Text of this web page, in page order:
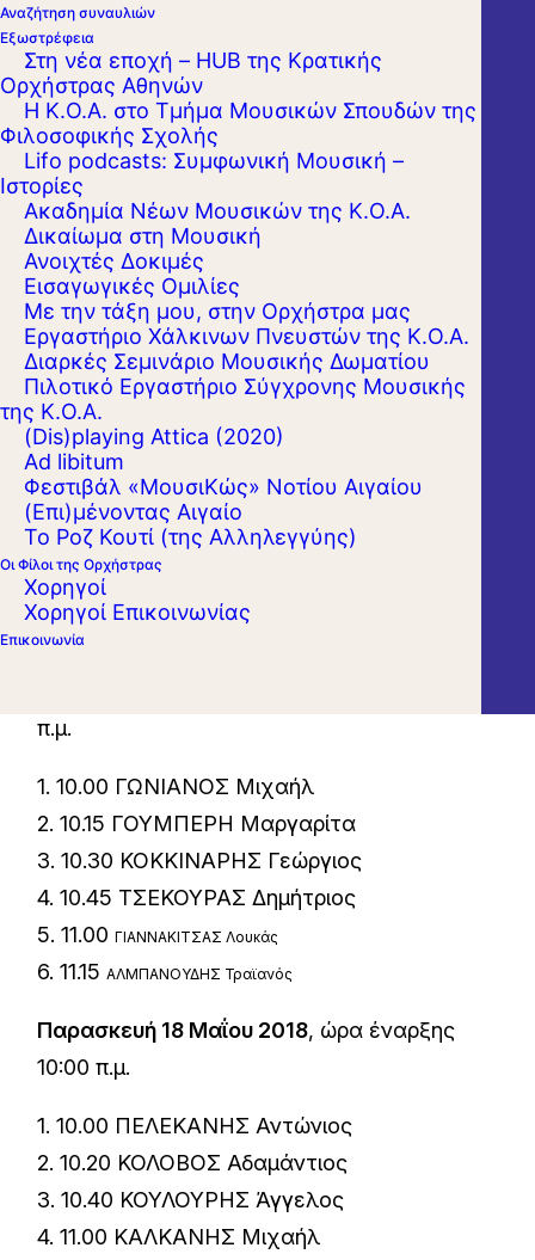
Αναζήτηση συναυλιών
Εξωστρέφεια
Στη νέα εποχή – HUB της Κρατικής
Ορχήστρας Αθηνών
Η Κ.Ο.Α. στο Τμήμα Μουσικών Σπουδών της
Φιλοσοφικής Σχολής
Lifo podcasts: Συμφωνική Μουσική –
Ιστορίες
Ακαδημία Νέων Μουσικών της Κ.Ο.Α.
Δικαίωμα στη Μουσική
Ανοιχτές Δοκιμές
Εισαγωγικές Ομιλίες
Με την τάξη μου, στην Ορχήστρα μας
Εργαστήριo Χάλκινων Πνευστών της Κ.Ο.Α.
Διαρκές Σεμινάριο Μουσικής Δωματίου
Πιλοτικό Εργαστήριο Σύγχρονης Μουσικής
της Κ.Ο.Α.
(Dis)playing Attica (2020)
Ad libitum
Φεστιβάλ «ΜουσιΚώς» Νοτίου Αιγαίου
(Επι)μένοντας Αιγαίο
Το Ροζ Κουτί (της Αλληλεγγύης)
Οι Φίλοι της Ορχήστρας
Χορηγοί
Χορηγοί Επικοινωνίας
Επικοινωνία
Ύστερα από συνεδρίαση της Εξεταστικής
Επιτροπής, στον διαγωνισμό για την
πλήρωση μίας (1) θέσης Μουσικού (tutti) στα
Κοντραμπάσα της Κρατικής Ορχήστρας
Αθηνών, γίνονται δεκτές οι αιτήσεις των
κατωτέρω υποψηφίων οι οποίοι θα
εξεταστούν ως εξής :
π.μ.
1. 10.00 ΓΩΝΙΑΝΟΣ Μιχαήλ
2. 10.15 ΓΟΥΜΠΕΡΗ Μαργαρίτα
3. 10.30 ΚΟΚΚΙΝΑΡΗΣ Γεώργιος
4. 10.45 ΤΣΕΚΟΥΡΑΣ Δημήτριος
5. 11.00ΓΙΑΝΝΑΚΙΤΣΑΣ Λουκάς
6. 11.15ΑΛΜΠΑΝΟΥΔΗΣ Τραϊανός
Παρασκευή 18 Μαΐου 2018, ώρα έναρξης
10:00 π.μ.
1. 10.00 ΠΕΛΕΚΑΝΗΣ Αντώνιος
2. 10.20 ΚΟΛΟΒΟΣ Αδαμάντιος
3. 10.40 ΚΟΥΛΟΥΡΗΣ Άγγελος
4. 11.00 ΚΑΛΚΑΝΗΣ Μιχαήλ